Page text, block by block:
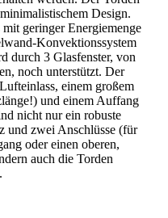
Design.
geringer Energiemenge
Konvektionssystem
durch 3 Glasfenster, von
noch unterstützt. Der
einem großem
und einem Auffang
nicht nur ein robuste
und zwei Anschlüsse (für
oder einen oberen,
auch die Torden